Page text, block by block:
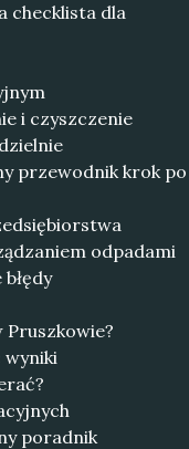
checklista dla
i czyszczenie
przewodnik krok po
odpadami
poradnik